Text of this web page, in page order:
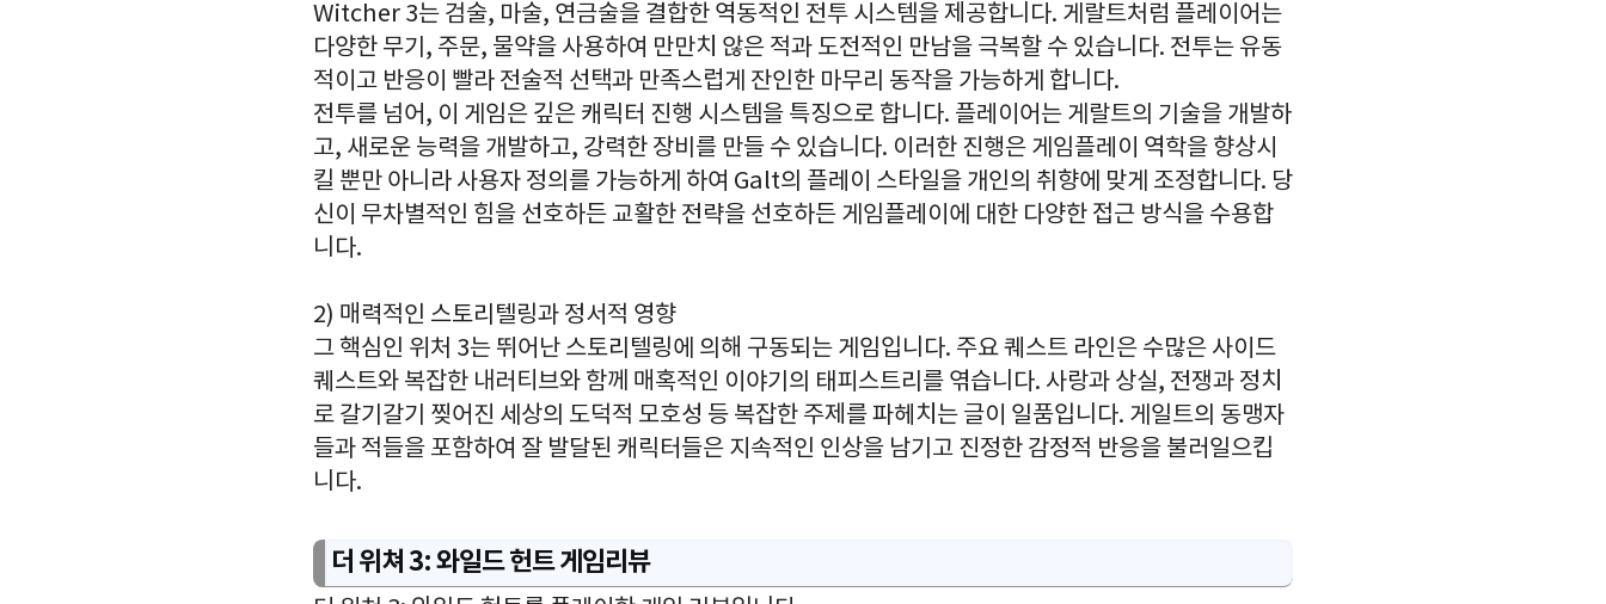
Witcher 3는 검술, 마술, 연금술을 결합한 역동적인 전투 시스템을 제공합니다. 게랄트처럼 플레이어는
다양한 무기, 주문, 물약을 사용하여 만만치 않은 적과 도전적인 만남을 극복할 수 있습니다. 전투는 유동
적이고 반응이 빨라 전술적 선택과 만족스럽게 잔인한 마무리 동작을 가능하게 합니다.
전투를 넘어, 이 게임은 깊은 캐릭터 진행 시스템을 특징으로 합니다. 플레이어는 게랄트의 기술을 개발하
고, 새로운 능력을 개발하고, 강력한 장비를 만들 수 있습니다. 이러한 진행은 게임플레이 역학을 향상시
킬 뿐만 아니라 사용자 정의를 가능하게 하여 Galt의 플레이 스타일을 개인의 취향에 맞게 조정합니다. 당
신이 무차별적인 힘을 선호하든 교활한 전략을 선호하든 게임플레이에 대한 다양한 접근 방식을 수용합
니다.
2) 매력적인 스토리텔링과 정서적 영향
그 핵심인 위처 3는 뛰어난 스토리텔링에 의해 구동되는 게임입니다. 주요 퀘스트 라인은 수많은 사이드
퀘스트와 복잡한 내러티브와 함께 매혹적인 이야기의 태피스트리를 엮습니다. 사랑과 상실, 전쟁과 정치
로 갈기갈기 찢어진 세상의 도덕적 모호성 등 복잡한 주제를 파헤치는 글이 일품입니다. 게일트의 동맹자
들과 적들을 포함하여 잘 발달된 캐릭터들은 지속적인 인상을 남기고 진정한 감정적 반응을 불러일으킵
니다.
더 위쳐 3: 와일드 헌트 게임리뷰